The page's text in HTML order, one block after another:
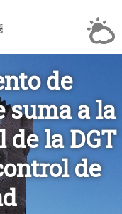
de
suma a la
la DGT
de